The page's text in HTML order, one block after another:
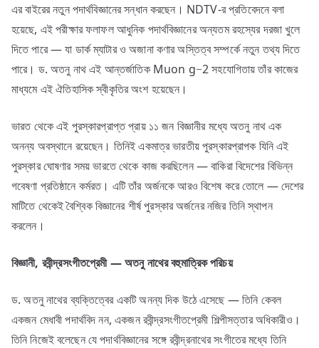
এর বাইরের নতুন পদার্থবিজ্ঞানের সন্ধান করছেন। NDTV-র প্রতিবেদনে বলা
হয়েছে, এই পরীক্ষার ফলাফল আধুনিক পদার্থবিজ্ঞানের অন্যতম রহস্যের দরজা খুলে
দিতে পারে — যা ডার্ক ম্যাটার ও অজানা কণার অস্তিত্ব সম্পর্কে নতুন তথ্য দিতে
পারে। ড. অতনু নাথ এই আন্তর্জাতিক Muon g−2 সহযোগিতায় তাঁর কাজের
মাধ্যমে এই ঐতিহাসিক স্বীকৃতির অংশ হয়েছেন।
ভারত থেকে এই পুরস্কারপ্রাপ্ত প্রায় ১১ জন বিজ্ঞানীর মধ্যে অতনু নাথ এক
অনন্য অবস্থানে রয়েছেন। তিনিই একমাত্র ভারতীয় পুরস্কারপ্রাপক যিনি এই
পুরস্কার ঘোষণার সময় ভারতে থেকে কাজ করছিলেন — বাকিরা বিদেশের বিভিন্ন
গবেষণা প্রতিষ্ঠানে কর্মরত। এটি তাঁর অর্জনকে আরও বিশেষ করে তোলে — দেশের
মাটিতে থেকেই বৈশ্বিক বিজ্ঞানের শীর্ষ পুরস্কার অর্জনের নজির তিনি স্থাপন
করলেন।
বিজ্ঞানী, রবীন্দ্রসংগীতপ্রেমী —অতনুনাথেরবহুমাত্রিকপরিচয়
ড. অতনু নাথের ব্যক্তিত্বের একটি অনন্য দিক উঠে এসেছে — তিনি কেবল
একজন মেধাবী পদার্থবিদ নন, একজন রবীন্দ্রসংগীতপ্রেমী শিল্পীসত্তার অধিকারীও।
তিনি নিজেই বলেছেন যে পদার্থবিজ্ঞানের সঙ্গে রবীন্দ্রনাথের সংগীতের মধ্যে তিনি